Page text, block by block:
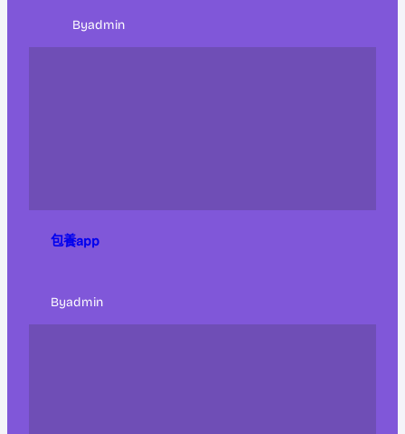
Byadmin
包養app
Byadmin